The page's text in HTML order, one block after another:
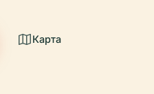
Карта